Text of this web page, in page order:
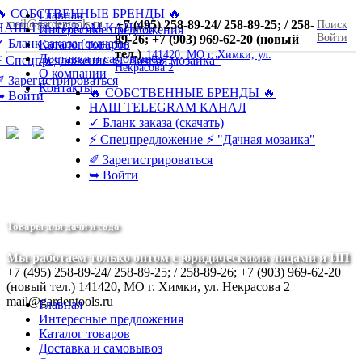
СОБСТВЕННЫЕ БРЕНДЫ 🔥
TELEGRAM КАНАЛ
Бланк заказа (скачать)
Спецпредложение ⚡ "Дачная мозаика"
Зарегистрироваться
Войти
Главная
Интересные предложения
Каталог товаров
Доставка и самовывоз
О компании
Контакты
mail@gardentools.ru
+7 (495) 258-89-24/ 258-89-25; / 258-
89-26; +7 (903) 969-62-20 (новый
тел.) 141420, МО г. Химки, ул.
Некрасова 2
Поиск
Войти
🔥 СОБСТВЕННЫЕ БРЕНДЫ 🔥
НАШ TELEGRAM КАНАЛ
✓ Бланк заказа (скачать)
⚡ Спецпредложение ⚡ "Дачная мозаика"
✐ Зарегистрироваться
➥ Войти
Товары для дачи и сада
Мы работаем только оптом с юридическими лицами и ИП
+7 (495) 258-89-24/ 258-89-25; / 258-89-26; +7 (903) 969-62-20
(новый тел.) 141420, МО г. Химки, ул. Некрасова 2
mail@gardentools.ru
Главная
Интересные предложения
Каталог товаров
Доставка и самовывоз